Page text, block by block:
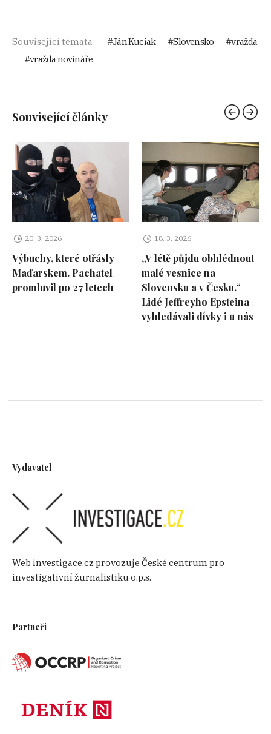
Související témata: Ján Kuciak Slovensko
vražda
vražda novináře
Související články
20. 3. 2026
Výbuchy, které otřásly
Maďarskem. Pachatel
promluvil po 27 letech
18. 3. 2026
„V létě půjdu obhlédnout
malé vesnice na
Slovensku a v Česku.“
Lidé Jeffreyho Epsteina
vyhledávali dívky i u nás
Vydavatel
Web investigace.cz provozuje České centrum pro
investigativní žurnalistiku o.p.s.
Partneři